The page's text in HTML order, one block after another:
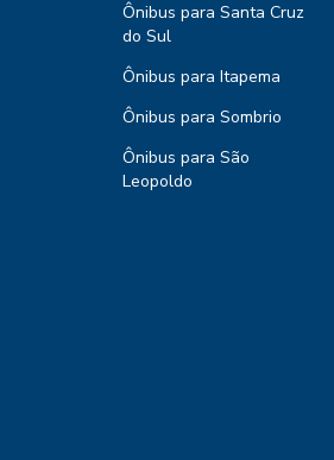
Ônibus para Santa Cruz
do Sul
Ônibus para Itapema
Ônibus para Sombrio
Ônibus para São
Leopoldo